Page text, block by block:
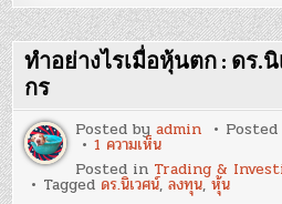
พลิก
ผัน
ที่
ไม่
วชิร
ว
รากร”
จาก
วิศวกร
ลงทุน’
ทาง
ผัน
ที่
ไม่
ทำอย่างไรเมื่อหุ้นตก : ดร.
กร
Posted byadmin
1 ความเห็นบน
ทำ
อย่างไร
เมื่อ
Posted in Trading &
Tagged ดร.นิเวศน์,ลงทุน,หุ้น